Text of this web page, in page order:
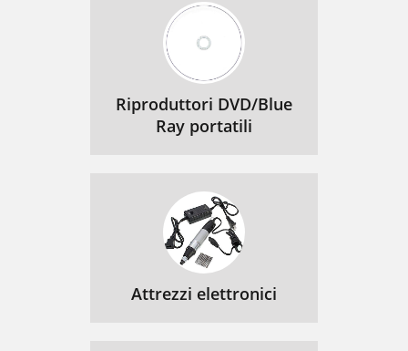
Riproduttori DVD/Blue
Ray portatili
Attrezzi elettronici